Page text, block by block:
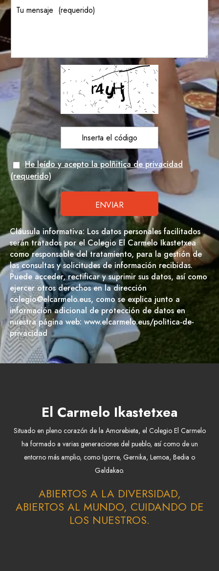
He leído y acepto la polñitica de privacidad
(requerido)
Cláusula informativa: Los datos personales facilitados
serán tratados por el Colegio El Carmelo Ikastetxea
como responsable del tratamiento, para la gestión de
las consultas y solicitudes de información recibidas.
Puede acceder, rectificar y suprimir sus datos, así como
ejercer otros derechos en la dirección
colegio@elcarmelo.eus, como se explica junto a
información adicional de protección de datos en
nuestra página web: www.elcarmelo.eus/politica-de-
privacidad
El Carmelo Ikastetxea
Situado en pleno corazón de la Amorebieta, el Colegio El Carmelo
ha formado a varias generaciones del pueblo, así como de un
entorno más amplio, como Igorre, Gernika, Lemoa, Bedia o
Galdakao.
ABIERTOS A LA DIVERSIDAD,
ABIERTOS AL MUNDO, CUIDANDO DE
LOS NUESTROS.